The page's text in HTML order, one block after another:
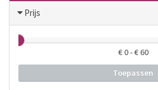
Prijs
€0- €60
Toepassen